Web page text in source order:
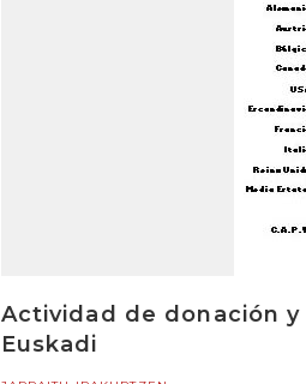
Actividad de donación
Euskadi